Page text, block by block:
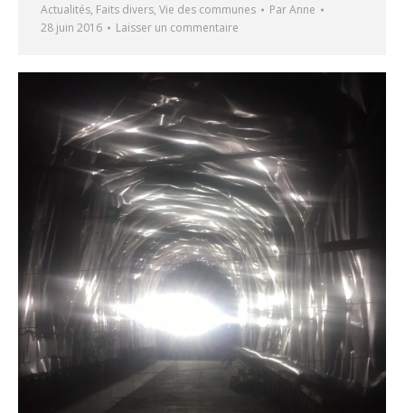
Actualités, Faits divers, Vie des communes ParAnne
28 juin 2016
Laisser un commentaire